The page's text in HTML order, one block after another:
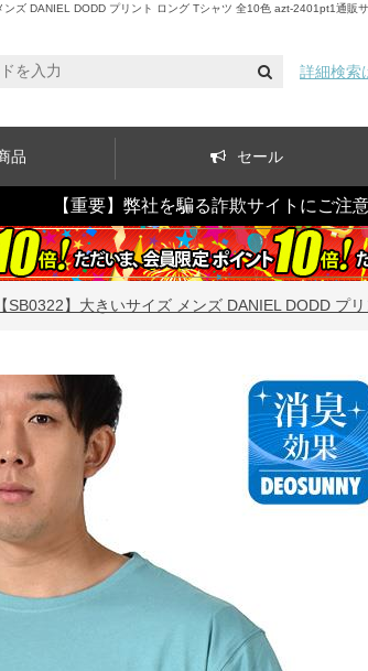
ズ DANIEL DODD プリント ロング Tシャツ 全10色 azt-2401pt1通販
詳細検索
品 セール
【重要】弊社を騙る詐欺サイトにご注
SB0322】大きいサイズ メンズ DANIEL DODD プ